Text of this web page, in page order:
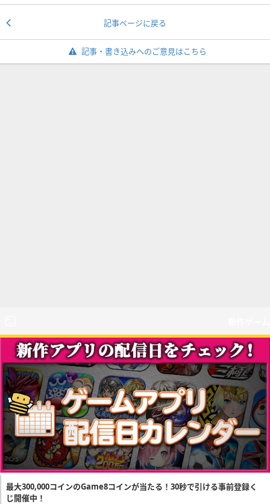
記事ページに戻る
記事・書き込みへのご意見はこちら
最大300,000コインのGame8コインが当たる！30秒で引ける事前登録く
じ開催中！